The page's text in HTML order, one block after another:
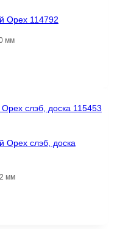
Орех 114792
мм
Орех слэб, доска
мм